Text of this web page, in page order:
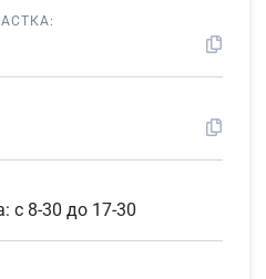
с 8-30 до 17-30